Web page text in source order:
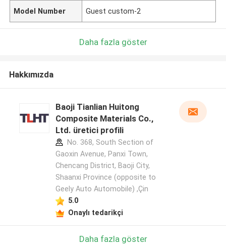
Model Number Guest custom-2
Daha fazla göster
Hakkımızda
Baoji Tianlian Huitong
Composite Materials Co.,
Ltd. üretici profili
No. 368, South Section of
Gaoxin Avenue, Panxi Town,
Chencang District, Baoji City,
Shaanxi Province (opposite to
Geely Auto Automobile) ,Çin
5.0
Onaylı tedarikçi
Daha fazla göster